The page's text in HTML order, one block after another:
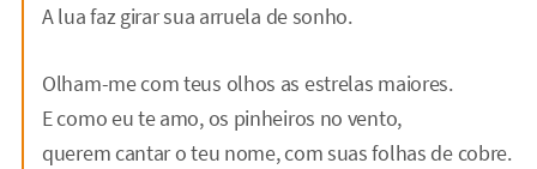
A lua faz girar sua arruela de sonho.
Olham-me com teus olhos as estrelas maiores.
E como eu te amo, os pinheiros no vento,
querem cantar o teu nome, com suas folhas de cobre.